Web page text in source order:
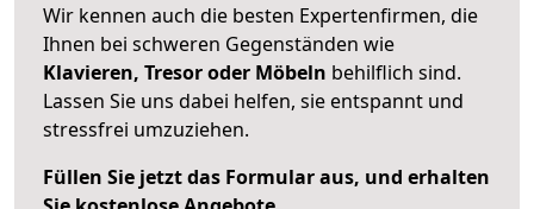
Wir kennen auch die besten Expertenfirmen, die
Ihnen bei schweren Gegenständen wie
Klavieren, Tresor oder Möbeln behilflich sind.
Lassen Sie uns dabei helfen, sie entspannt und
stressfrei umzuziehen.
Füllen Sie jetzt das Formular aus, und erhalten